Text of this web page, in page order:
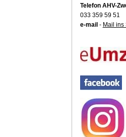
Telefon AHV-
033 359 59 51
e-mail - Mail ins